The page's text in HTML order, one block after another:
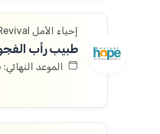
إحياء الأمل Hope Revival
الموعد النهائي: 10/08/2026